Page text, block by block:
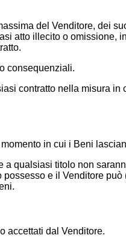
del Venditore, dei
atto illecito o omissione,
consequenziali.
contratto nella misura in
in cui i Beni
a qualsiasi titolo non
e il Venditore
accettati dal Venditore.